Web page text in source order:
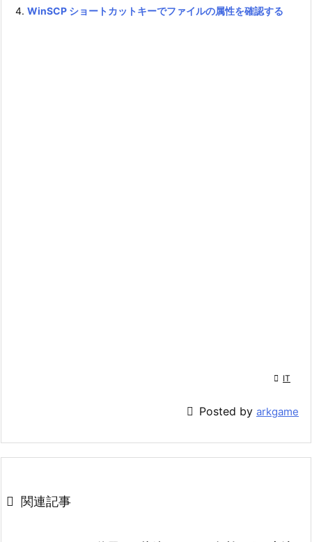
WinSCP ショートカットキーでファイルの属性を確認する
 IT
 Posted by arkgame
 関連記事